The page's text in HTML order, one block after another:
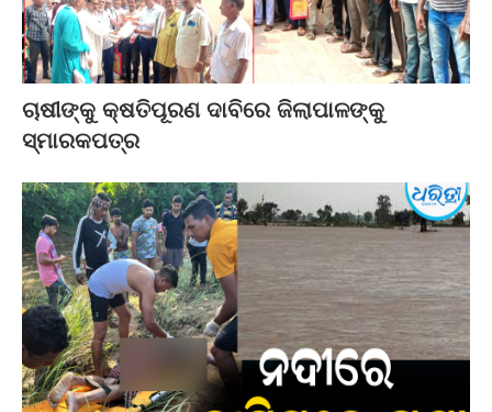
ଚାଷୀଙ୍କୁ କ୍ଷତିପୂରଣ ଦାବିରେ ଜିଲାପାଳଙ୍କୁ
ସ୍ମାରକପତ୍ର